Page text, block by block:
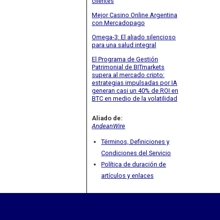
Mejor Casino Online Argentina
con Mercadopago
Omega-3: El aliado silencioso
para una salud integral
El Programa de Gestión
Patrimonial de BITmarkets
supera al mercado cripto:
estrategias impulsadas por IA
generan casi un 40% de ROI en
BTC en medio de la volatilidad
Aliado de:
AndeanWire
Términos, Definiciones y
Condiciones del Servicio
Política de duración de
artículos y enlaces